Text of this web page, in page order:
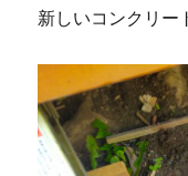
新しいコンクリー